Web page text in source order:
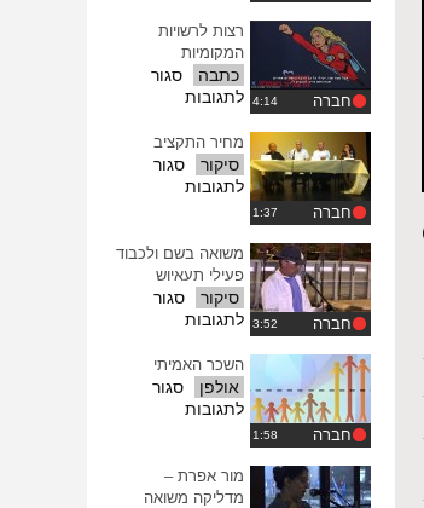
חברה
רצות לרשויות
המקומיות
כתבה
סגור
לתגובותעל
לרשויות
המקומיות
חברה
מחיר התקציב
סיקור
סגור
לתגובותעל
חברה
משואה בשם ולכבוד
פעילי תעאיוש
סיקור
סגור
לתגובותעל
בשם
ולכבוד
פעילי
חברה
השכר האמיתי
אולפן
סגור
לתגובותעל
מור אפרת –
מדליקה משואה